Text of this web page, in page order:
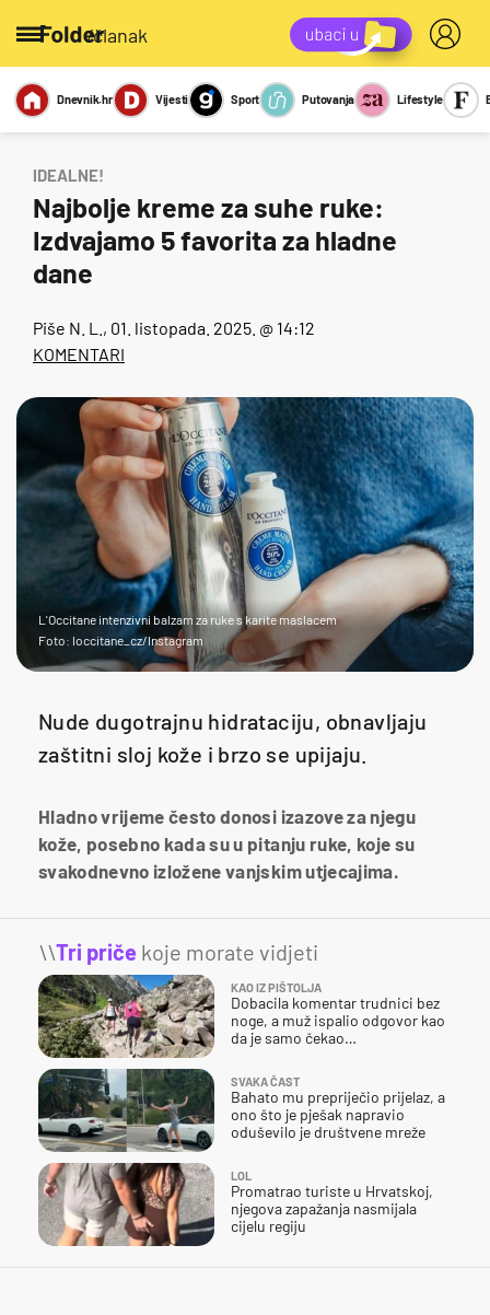
/članak
Miks Kviz
Report
Sexy
Dnevnik.hr Vijesti Sport Putovanja Lifestyle
IDEALNE!
Najbolje kreme za suhe ruke:
Izdvajamo 5 favorita za hladne
dane
Piše N. L. , 01. listopada. 2025. @ 14:12
KOMENTARI
L'Occitane intenzivni balzam za ruke s karite maslacem
Foto: loccitane_cz/Instagram
Nude dugotrajnu hidrataciju, obnavljaju
zaštitni sloj kože i brzo se upijaju.
Hladno vrijeme često donosi izazove za njegu
kože, posebno kada su u pitanju ruke, koje su
svakodnevno izložene vanjskim utjecajima.
\\Tri priče koje morate vidjeti
KAO IZ PIŠTOLJA
Dobacila komentar trudnici bez
noge, a muž ispalio odgovor kao
da je samo čekao…
SVAKA ČAST
Bahato mu prepriječio prijelaz, a
ono što je pješak napravio
oduševilo je društvene mreže
LOL
Promatrao turiste u Hrvatskoj,
njegova zapažanja nasmijala
cijelu regiju